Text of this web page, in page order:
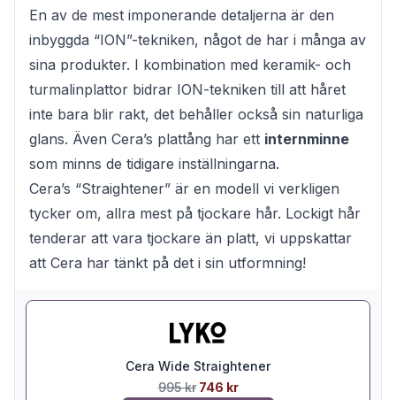
En av de mest imponerande detaljerna är den
inbyggda “ION”-tekniken, något de har i många av
sina produkter. I kombination med keramik- och
turmalinplattor bidrar ION-tekniken till att håret
inte bara blir rakt, det behåller också sin naturliga
glans. Även Cera’s plattång har ett internminne
som minns de tidigare inställningarna.
Cera’s “Straightener” är en modell vi verkligen
tycker om, allra mest på tjockare hår. Lockigt hår
tenderar att vara tjockare än platt, vi uppskattar
att Cera har tänkt på det i sin utformning!
Cera Wide Straightener
995 kr 746 kr